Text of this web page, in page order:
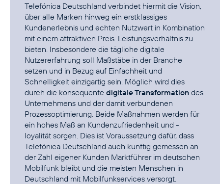
Telefónica Deutschland verbindet hiermit die Vision,
über alle Marken hinweg ein erstklassiges
Kundenerlebnis und echten Nutzwert in Kombination
mit einem attraktiven Preis-Leistungsverhältnis zu
bieten. Insbesondere die tägliche digitale
Nutzererfahrung soll Maßstäbe in der Branche
setzen und in Bezug auf Einfachheit und
Schnelligkeit einzigartig sein. Möglich wird dies
durch die konsequente digitale Transformation des
Unternehmens und der damit verbundenen
Prozessoptimierung. Beide Maßnahmen werden für
ein hohes Maß an Kundenzufriedenheit und -
loyalität sorgen. Dies ist Voraussetzung dafür, dass
Telefónica Deutschland auch künftig gemessen an
der Zahl eigener Kunden Marktführer im deutschen
Mobilfunk bleibt und die meisten Menschen in
Deutschland mit Mobilfunkservices versorgt.